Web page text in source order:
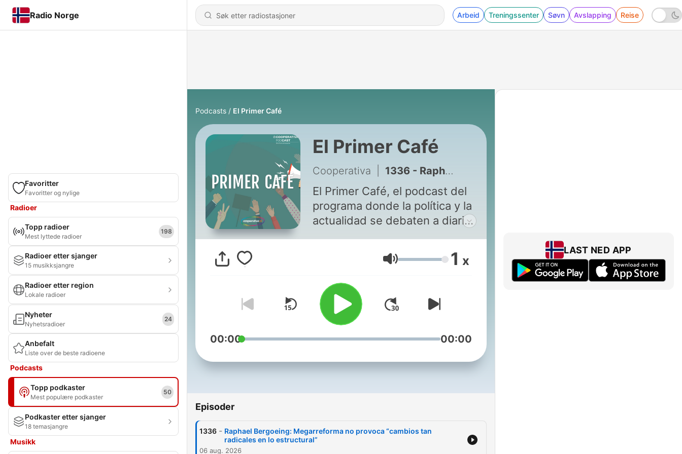
Radio Norge Arbeid Treningssenter Søvn Avslapping Reise
Favoritter
Favoritter og nylige
Radioer
Topp radioer
Mest lyttede radioer
198
Radioer etter sjanger
15 musikksjangre
Radioer etter region
Lokale radioer
Nyheter
Nyhetsradioer
24
Anbefalt
Liste over de beste radioene
Podcasts
Topp podkaster
Mest populære podkaster
50
Podkaster etter sjanger
18 temasjangre
Musikk
Podcasts El Primer Café
El Primer Café
Cooperativa 1336 - Raphael Bergoeing: Megarreforma no provoca “cambios tan radicales en lo estructural”
El Primer Café, el podcast del
programa donde la política y la
actualidad se debaten a diario
protagonistas. Para oír en
cualquier momento, tal como
radio Cooperativa. Conduce
Cecilia Rovaretti.
Encuentra todos los episodios
Volum 1 x
00:00 00:00
Episoder
1336 - Raphael Bergoeing: Megarreforma no provoca “cambios tan
radicales en lo estructural”
06 aug. 2026
LAST NED APP